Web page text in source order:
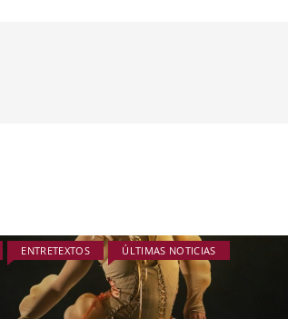
ENTRETEXTOS ÚLTIMAS NOTICIAS